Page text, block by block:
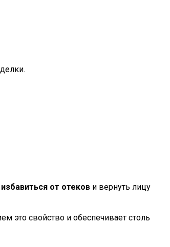
от отеков и вернуть лицу
это свойство и обеспечивает столь